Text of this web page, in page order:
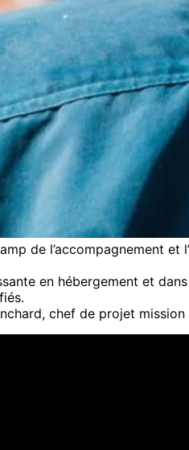
de l’accompagnement
en hébergement et
chef de projet mission